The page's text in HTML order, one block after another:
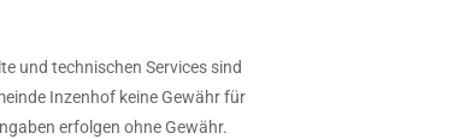
und technischen Services sind
Inzenhof keine Gewähr für
erfolgen ohne Gewähr.